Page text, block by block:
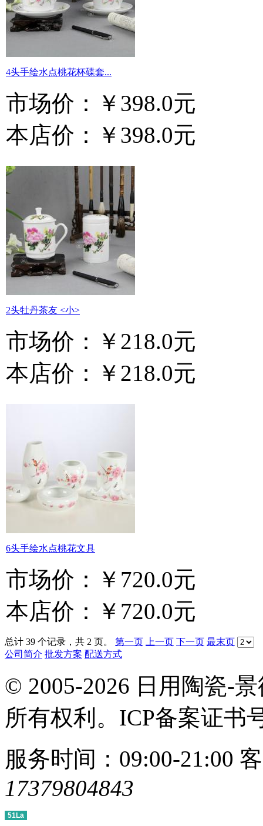
4头手绘水点桃花杯碟套...
市场价：
￥398.0元
本店价：
￥398.0元
2头牡丹茶友 <小>
市场价：
￥218.0元
本店价：
￥218.0元
6头手绘水点桃花文具
市场价：
￥720.0元
本店价：
￥720.0元
总计 39 个记录，共 2 页。 第一页 上一页 下一页 最末页
公司简介 批发方案 配送方式
© 2005-2026 日用陶瓷-
所有权利。ICP备案证书
服务时间：09:00-21:00
17379804843
51La